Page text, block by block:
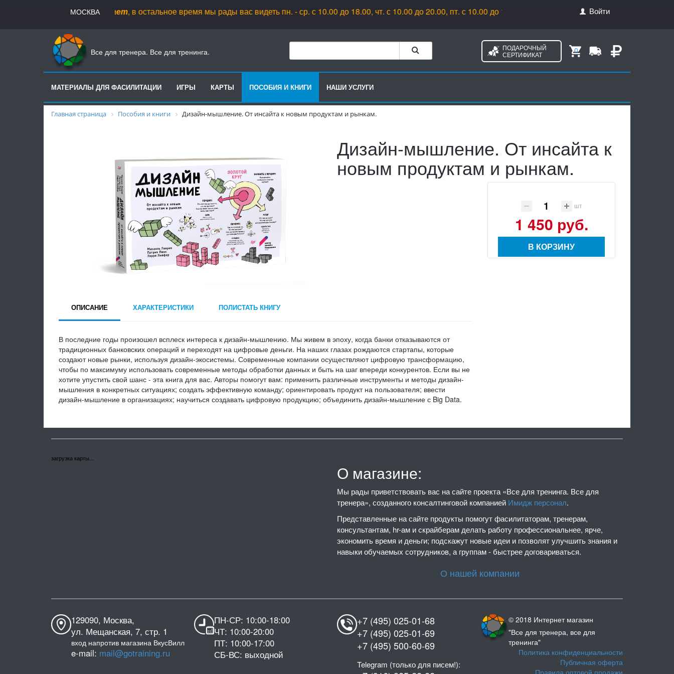
МОСКВА
магазин не работает , в остальное время мы рады вас видеть пн. - ср. с 10.00 до 18.00, чт. с 10.00 до 20.00, пт. с 10.00 до 17.00 Войти
Все для тренера. Все для тренинга.
ПОДАРОЧНЫЙ
СЕРТИФИКАТ
0
МАТЕРИАЛЫ ДЛЯ ФАСИЛИТАЦИИ ИГРЫ КАРТЫ ПОСОБИЯ И КНИГИ НАШИ УСЛУГИ
Главная страница Пособия и книги Дизайн-мышление. От инсайта к новым продуктам и рынкам.
Дизайн-мышление. От инсайта к
новым продуктам и рынкам.
шт
1 450 руб.
В КОРЗИНУ
ОПИСАНИЕ ХАРАКТЕРИСТИКИ ПОЛИСТАТЬ КНИГУ
В последние годы произошел всплеск интереса к дизайн-мышлению. Мы живем в эпоху, когда банки отказываются от
традиционных банковских операций и переходят на цифровые деньги. На наших глазах рождаются стартапы, которые
создают новые рынки, используя дизайн-экосистемы. Современные компании осуществляют цифровую трансформацию,
чтобы по максимуму использовать современные методы обработки данных и быть на шаг впереди конкурентов. Если вы не
хотите упустить свой шанс - эта книга для вас. Авторы помогут вам: применить различные инструменты и методы дизайн-
мышления в конкретных ситуациях; создать эффективную команду; ориентировать продукт на пользователя; ввести
дизайн-мышление в организациях; научиться создавать цифровую продукцию; объединить дизайн-мышление с Big Data.
загрузка карты...
О магазине:
Мы рады приветствовать вас на сайте проекта «Все для тренинга. Все для
тренера», созданного консалтинговой компанией Имидж персонал.
Представленные на сайте продукты помогут фасилитаторам, тренерам,
консультантам, hr-ам и скрайберам делать работу профессиональнее, ярче,
экономить время и деньги; подскажут новые идеи и позволят улучшить знания и
навыки обучаемых сотрудников, а группам - быстрее договариваться.
О нашей компании
129090, Москва,
ул. Мещанская, 7, стр. 1
вход напротив магазина ВкусВилл
e-mail: mail@gotraining.ru
ПН-СР: 10:00-18:00
ЧТ: 10:00-20:00
ПТ: 10:00-17:00
СБ-ВС: выходной
+7 (495) 025-01-68
+7 (495) 025-01-69
+7 (495) 500-60-69
Telegram (только для писем!):
© 2018 Интернет магазин
"Все для тренера, все для
тренинга"
Политика конфиденциальности
Публичная оферта
Правила оптовой продажи